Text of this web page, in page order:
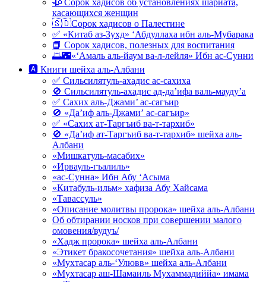
🥀 Сорок хадисов об установлениях шариата,
касающихся женщин
🇸🇩Сорок хадисов о Палестине
✅ «Китаб аз-Зухд» ‘Абдуллаха ибн аль-Мубарака
📘 Сорок хадисов, полезных для воспитания
🌅🌃«‘Амаль аль-йаум ва-л-лейля» Ибн ас-Сунни
🅰 Книги шейха аль-Албани
✅ Сильсилятуль-ахадис ас-сахиха
🚫 Сильсилятуль-ахадис ад-да’ифа валь-мауду’а
✅ Сахих аль-Джами’ ас-сагъир
🚫 «Да’иф аль-Джами’ ас-сагъир»
✅ «Сахих ат-Таргъиб ва-т-тархиб»
🚫 «Да’иф ат-Таргъиб ва-т-тархиб» шейха аль-
Албани
«Мишкатуль-масабих»
«Ирвауль-гъалиль»
«ас-Сунна» Ибн Абу ‘Асыма
«Китабуль-ильм» хафиза Абу Хайсама
«Тавассуль»
«Описание молитвы пророка» шейха аль-Албани
Об обтирании носков при совершении малого
омовения/вудуъ/
«Хадж пророка» шейха аль-Албани
«Этикет бракосочетания» шейха аль-Албани
«Мухтасар аль-‘Улювв» шейха аль-Албани
«Мухтасар аш-Шамаиль Мухаммадиййа» имама